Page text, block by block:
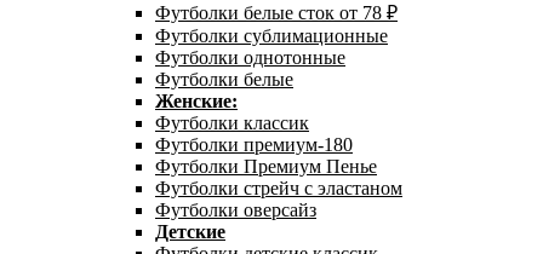
Футболки белые сток от 78 ₽
Футболки сублимационные
Футболки однотонные
Футболки белые
Женские:
Футболки классик
Футболки премиум-180
Футболки Премиум Пенье
Футболки стрейч с эластаном
Футболки оверсайз
Детские